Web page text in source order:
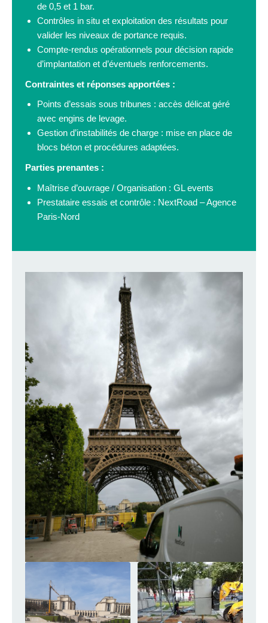
de 0,5 et 1 bar.
Contrôles in situ et exploitation des résultats pour
valider les niveaux de portance requis.
Compte-rendus opérationnels pour décision rapide
d’implantation et d’éventuels renforcements.
Contraintes et réponses apportées :
Points d’essais sous tribunes : accès délicat géré
avec engins de levage.
Gestion d’instabilités de charge : mise en place de
blocs béton et procédures adaptées.
Parties prenantes :
Maîtrise d’ouvrage / Organisation : GL events
Prestataire essais et contrôle : NextRoad – Agence
Paris-Nord